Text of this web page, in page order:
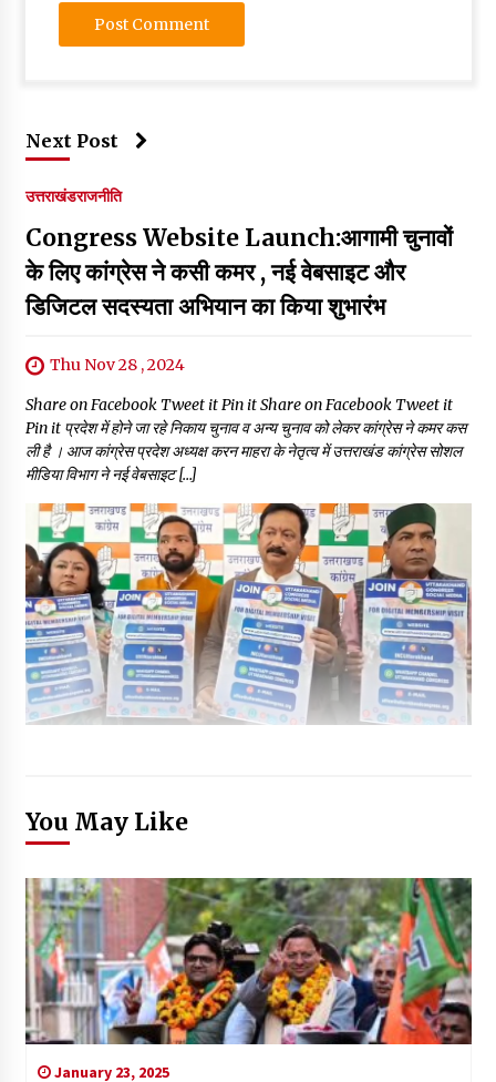
Next Post
उत्तराखंडराजनीति
Congress Website Launch:आगामी चुनावों
के लिए कांग्रेस ने कसी कमर , नई वेबसाइट और
डिजिटल सदस्यता अभियान का किया शुभारंभ
Thu Nov 28 , 2024
Share on Facebook Tweet it Pin it Share on Facebook Tweet it
Pin it प्रदेश में होने जा रहे निकाय चुनाव व अन्य चुनाव को लेकर कांग्रेस ने कमर कस
ली है । आज कांग्रेस प्रदेश अध्यक्ष करन माहरा के नेतृत्व में उत्तराखंड कांग्रेस सोशल
मीडिया विभाग ने नई वेबसाइट […]
You May Like
January 23, 2025